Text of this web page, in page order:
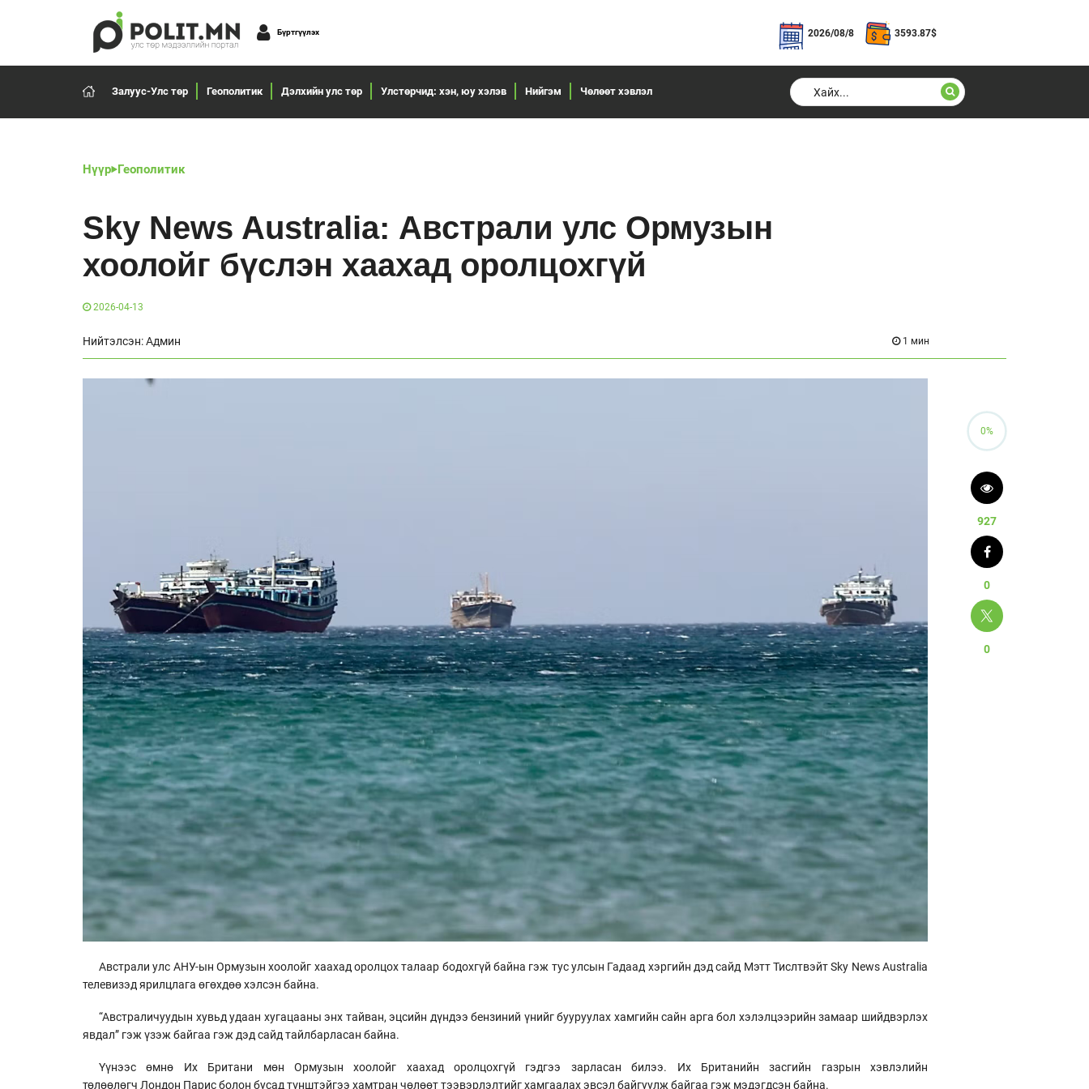
Бүртгүүлэх 2026/08/8 3593.87$
Залуус-Улс төр Геополитик Дэлхийн улс төр Улстөрчид: хэн, юу хэлэв Нийгэм Чөлөөт хэвлэл
Нүүр Геополитик
Sky News Australia: Австрали улс Ормузын
хоолойг бүслэн хаахад оролцохгүй
2026-04-13
Нийтэлсэн: Админ 1 мин
Австрали улс АНУ-ын Ормузын хоолойг хаахад оролцох талаар бодохгүй байна гэж тус улсын Гадаад хэргийн дэд сайд Мэтт Тислтвэйт Sky News Australia
телевизэд ярилцлага өгөхдөө хэлсэн байна.
“Австраличуудын хувьд удаан хугацааны энх тайван, эцсийн дүндээ бензиний үнийг бууруулах хамгийн сайн арга бол хэлэлцээрийн замаар шийдвэрлэх
явдал” гэж үзэж байгаа гэж дэд сайд тайлбарласан байна.
Үүнээс өмнө Их Британи мөн Ормузын хоолойг хаахад оролцохгүй гэдгээ зарласан билээ. Их Британийн засгийн газрын хэвлэлийн
төлөөлөгч Лондон Парис болон бусад түнштэйгээ хамтран чөлөөт тээвэрлэлтийг хамгаалах эвсэл байгуулж байгаа гэж мэдэгдсэн байна.
0%
927
0
0